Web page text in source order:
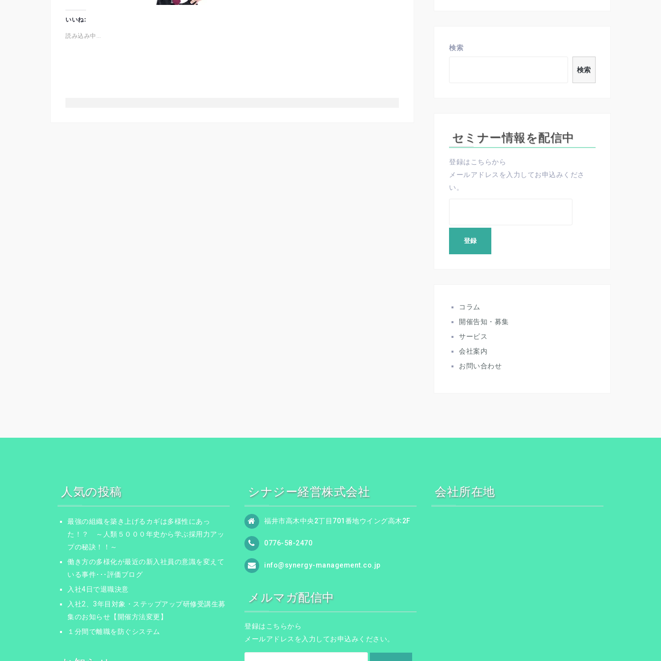
いいね:
読み込み中…
検索
検索
セミナー情報を配信中
登録はこちらから
メールアドレスを入力してお申込みくださ
い。
コラム
開催告知・募集
サービス
会社案内
お問い合わせ
人気の投稿
最強の組織を築き上げるカギは多様性にあっ
た！？ ～人類５０００年史から学ぶ採用力アッ
プの秘訣！！～
働き方の多様化が最近の新入社員の意識を変えて
いる事件･･･評価ブログ
入社4日で退職決意
入社2、3年目対象・ステップアップ研修受講生募
集のお知らせ【開催方法変更】
１分間で離職を防ぐシステム
シナジー経営株式会社
福井市高木中央2丁目701番地ウイング高木2F
0776-58-2470
info@synergy-management.co.jp
メルマガ配信中
登録はこちらから
メールアドレスを入力してお申込みください。
会社所在地